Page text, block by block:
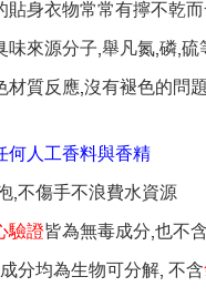
貼身衣物常常有擰不乾
味來源分子,舉凡氮,磷,硫
材質反應,沒有褪色的問
何人工香料與香精
,不傷手不浪費水資源
驗證皆為無毒成分,也不
分均為生物可分解, 不含